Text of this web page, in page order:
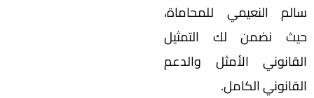
سالم النعيمي للمحاماة،
حيث نضمن لك التمثيل
القانوني الأمثل والدعم
القانوني الكامل.